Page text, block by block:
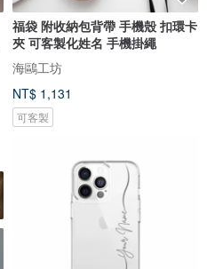
福袋 附收納包背帶 手機殼 扣環卡
夾 可客製化姓名 手機掛繩
海鷗工坊
NT$ 1,131
可客製